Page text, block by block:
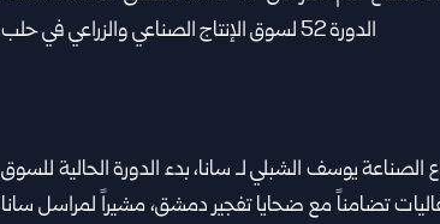
يوسف الشبلي لـ سانا، بدء الدورة الحالية للسوق
تضامناً مع ضحايا تفجير دمشق، مشيراً لمراسل سانا